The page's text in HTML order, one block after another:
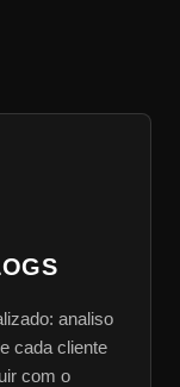
analiso
cada cliente
com o